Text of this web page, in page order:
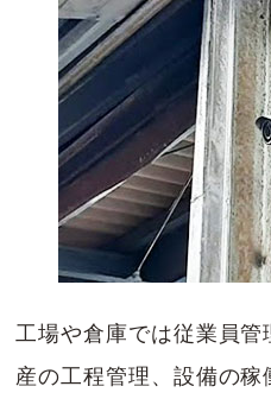
工場や倉庫では従業員管
産の工程管理、設備の稼